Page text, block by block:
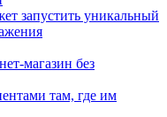
запустить уникальный
магазин без
там, где им